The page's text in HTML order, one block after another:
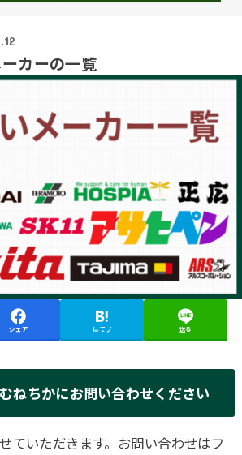
カーの一覧
シェア はてブ 送る
ねちかにお問い合わせください
ていただきます。お問い合わせはフ